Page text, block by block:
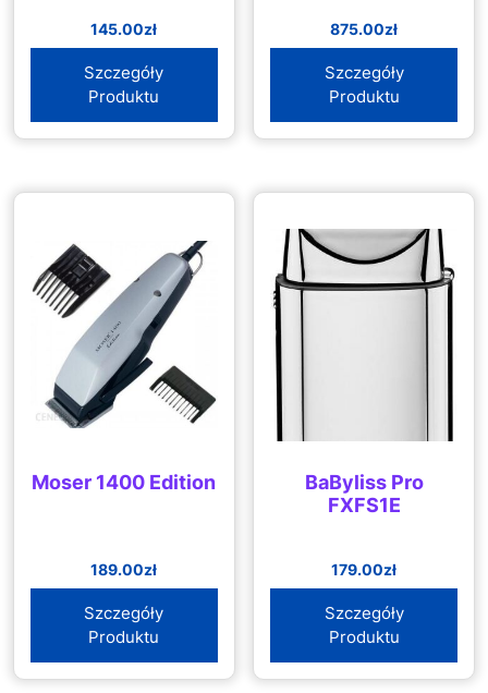
145.00zł
Szczegóły
Produktu
875.00zł
Szczegóły
Produktu
Moser 1400 Edition
189.00zł
Szczegóły
Produktu
BaByliss Pro
FXFS1E
179.00zł
Szczegóły
Produktu